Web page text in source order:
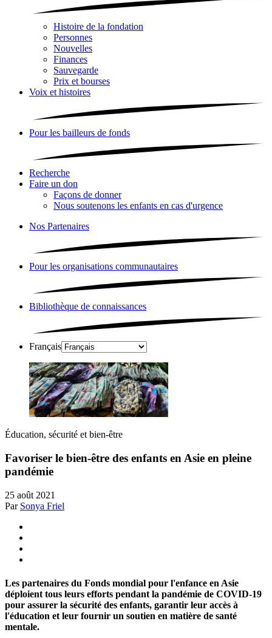
Histoire de la fondation
Personnes
Nouvelles
Finances
Sauvegarde
Prix et bourses
Voix et histoires
Pour les bailleurs de fonds
Recherche
Faire un don
Façons de donner
Nous soutenons les enfants en cas d'urgence
Nos Partenaires
Pour les organisations communautaires
Bibliothèque de connaissances
Français
Éducation, sécurité et bien-être
Favoriser le bien-être des enfants en Asie en pleine
pandémie
25 août 2021
Par Sonya Friel
Les partenaires du Fonds mondial pour l'enfance en Asie
déploient tous leurs efforts pendant la pandémie de COVID-19
pour assurer la sécurité des enfants, garantir leur accès à
l'éducation et leur fournir un soutien en matière de santé
mentale.